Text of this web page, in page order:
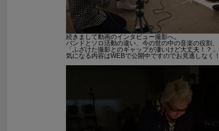
続きまして動画のインタビュー撮影へ。
バンドとソロ活動の違い、今の世の中の音楽の役割
「ふざけた撮影とのギャップが凄いけど大丈夫！？
気になる内容はWEBで公開中ですのでお見逃しなく